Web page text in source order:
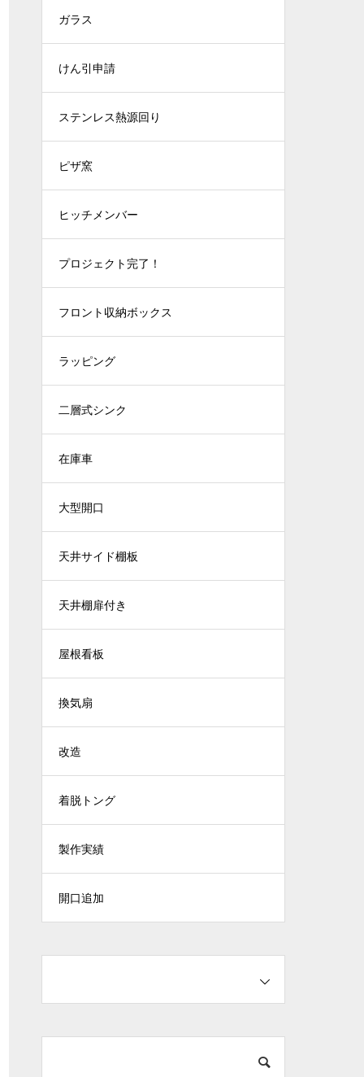
ガラス
けん引申請
ステンレス熱源回り
ピザ窯
ヒッチメンバー
プロジェクト完了！
フロント収納ボックス
ラッピング
二層式シンク
在庫車
大型開口
天井サイド棚板
天井棚扉付き
屋根看板
換気扇
改造
着脱トング
製作実績
開口追加